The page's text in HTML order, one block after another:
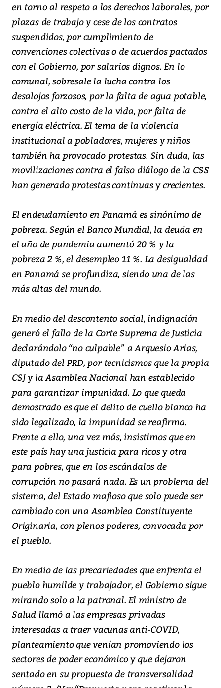
en torno al respeto a los derechos laborales, por
plazas de trabajo y cese de los contratos
suspendidos, por cumplimiento de
convenciones colectivas o de acuerdos pactados
con el Gobierno, por salarios dignos. En lo
comunal, sobresale la lucha contra los
desalojos forzosos, por la falta de agua potable,
contra el alto costo de la vida, por falta de
energía eléctrica. El tema de la violencia
institucional a pobladores, mujeres y niños
también ha provocado protestas. Sin duda, las
movilizaciones contra el falso diálogo de la CSS
han generado protestas continuas y crecientes.
El endeudamiento en Panamá es sinónimo de
pobreza. Según el Banco Mundial, la deuda en
el año de pandemia aumentó 20 % y la
pobreza 2 %, el desempleo 11 %. La desigualdad
en Panamá se profundiza, siendo una de las
más altas del mundo.
En medio del descontento social, indignación
generó el fallo de la Corte Suprema de Justicia
declarándolo “no culpable” a Arquesio Arias,
diputado del PRD, por tecnicismos que la propia
CSJ y la Asamblea Nacional han establecido
para garantizar impunidad. Lo que queda
demostrado es que el delito de cuello blanco ha
sido legalizado, la impunidad se reafirma.
Frente a ello, una vez más, insistimos que en
este país hay una justicia para ricos y otra
para pobres, que en los escándalos de
corrupción no pasará nada. Es un problema del
sistema, del Estado mafioso que solo puede ser
cambiado con una Asamblea Constituyente
Originaria, con plenos poderes, convocada por
el pueblo.
En medio de las precariedades que enfrenta el
pueblo humilde y trabajador, el Gobierno sigue
mirando solo a la patronal. El ministro de
Salud llamó a las empresas privadas
interesadas a traer vacunas anti-COVID,
planteamiento que venían promoviendo los
sectores de poder económico y que dejaron
sentado en su propuesta de transversalidad